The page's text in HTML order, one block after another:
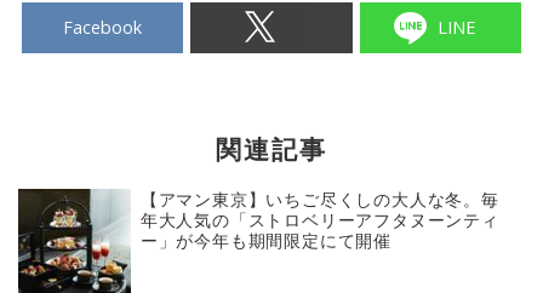
Facebook LINE
関連記事
【アマン東京】いちご尽くしの大人な冬。毎
年大人気の「ストロベリーアフタヌーンティ
ー」が今年も期間限定にて開催